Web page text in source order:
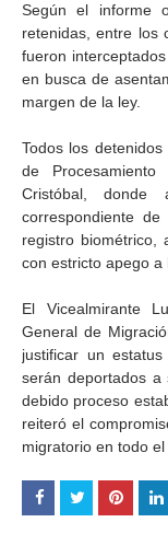
Según el informe
retenidas, entre los
fueron
en busca de
margen de la ley.
Todos los
de
Cristóbal,
correspondiente de
registro biométrico,
con estricto apego a
El Vicealmirante
General de
justificar un
serán deportados
debido proceso
reiteró el
migratorio en todo